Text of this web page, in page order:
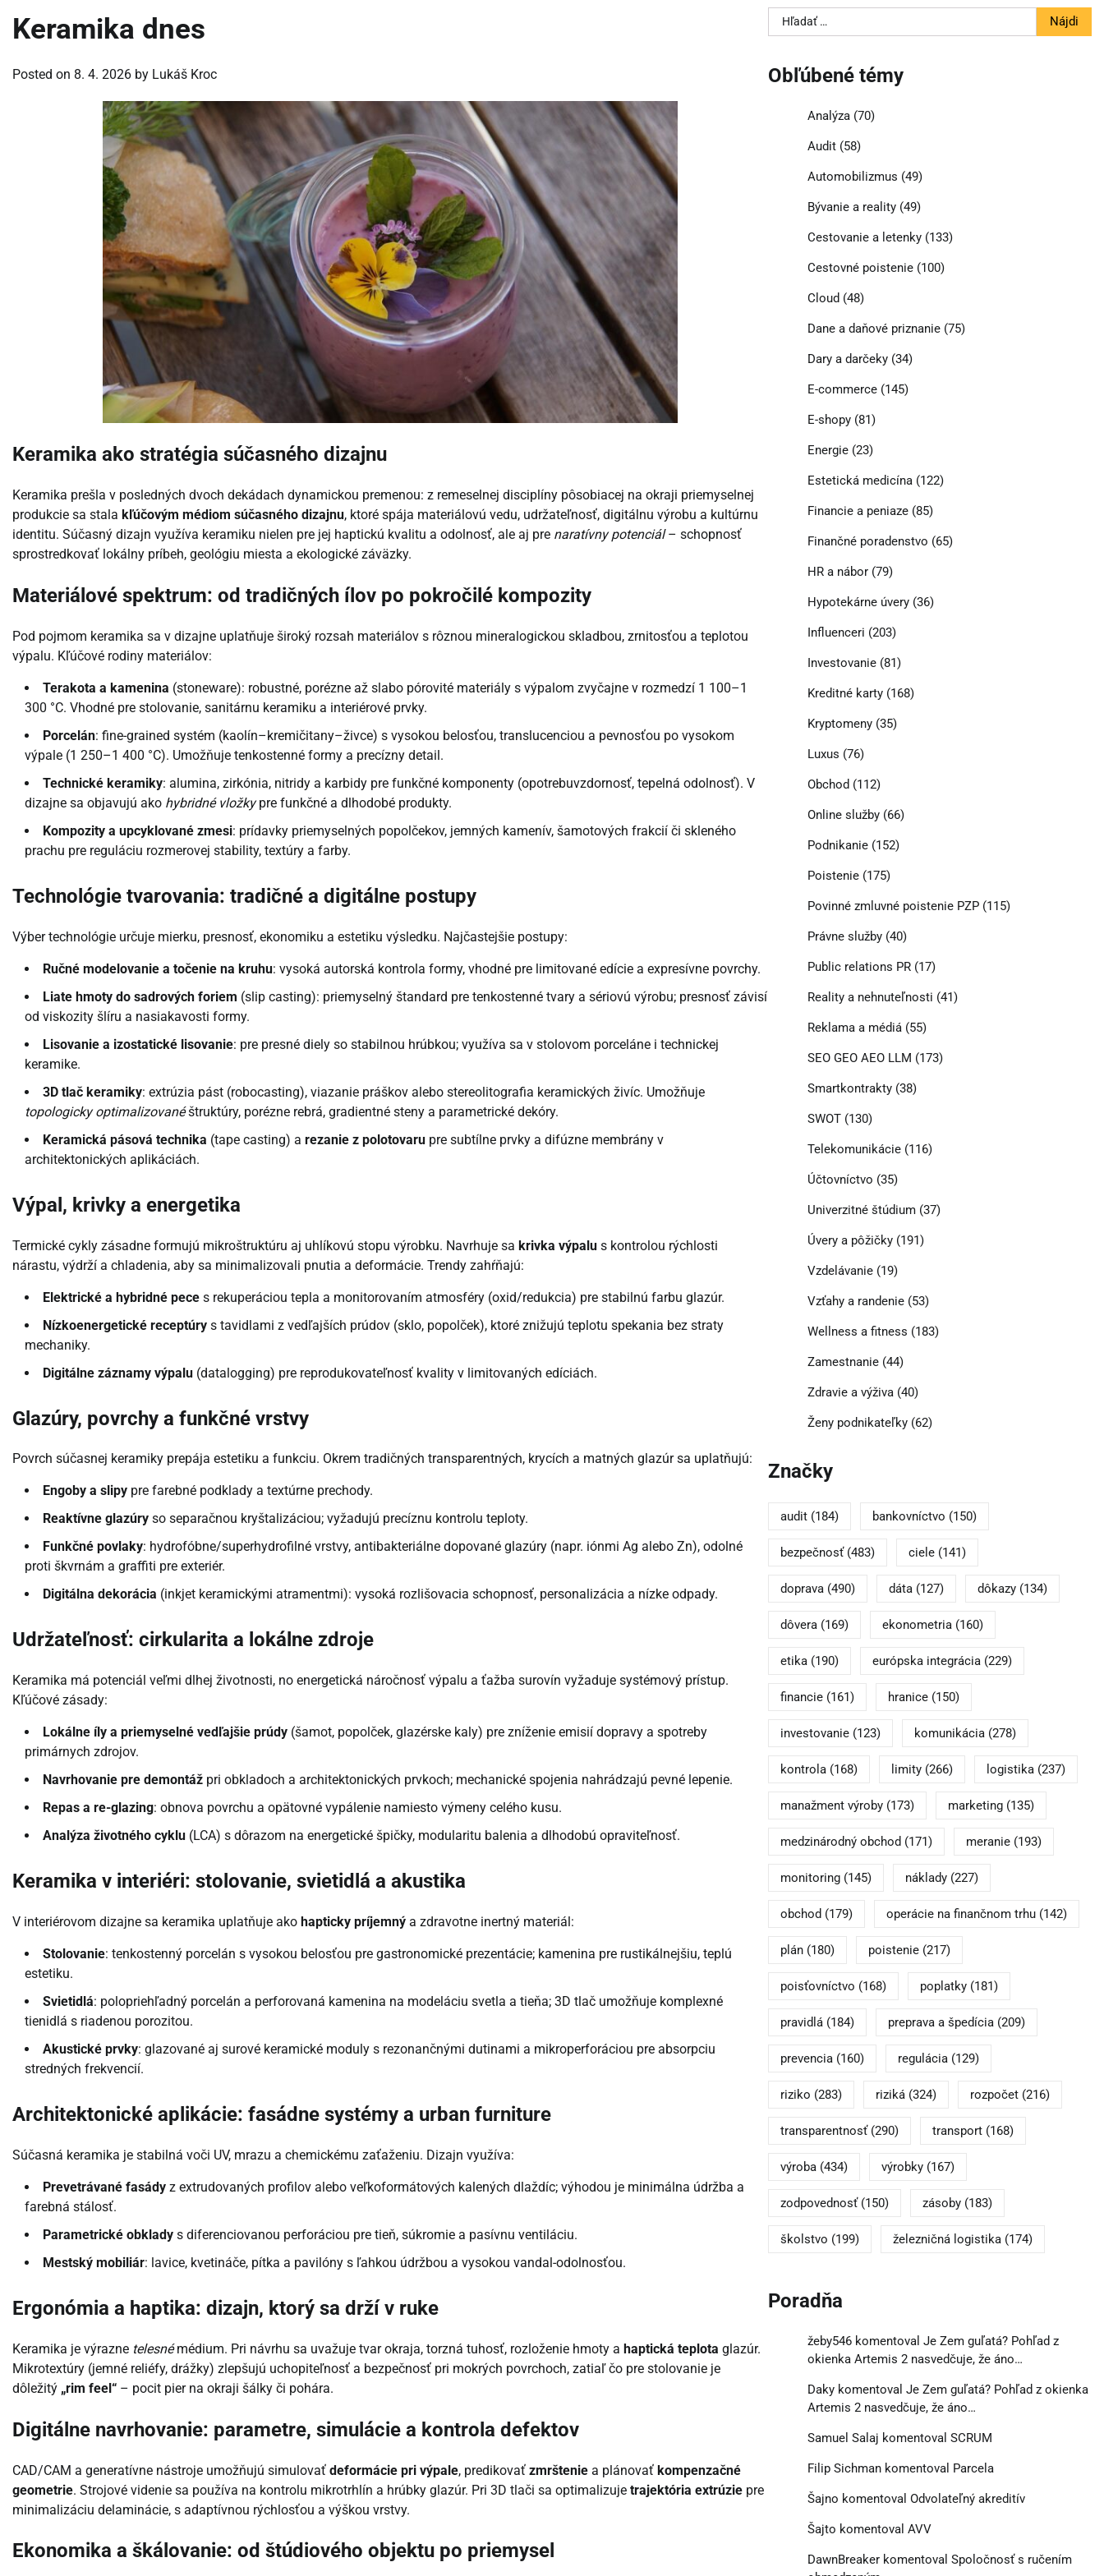
Keramika dnes
Posted on 8. 4. 2026 by Lukáš Kroc
Keramika ako stratégia súčasného dizajnu
Keramika prešla v posledných dvoch dekádach dynamickou premenou: z remeselnej disciplíny pôsobiacej na okraji priemyselnej
produkcie sa stala kľúčovým médiom súčasného dizajnu, ktoré spája materiálovú vedu, udržateľnosť, digitálnu výrobu a kultúrnu
identitu. Súčasný dizajn využíva keramiku nielen pre jej haptickú kvalitu a odolnosť, ale aj pre naratívny potenciál– schopnosť
sprostredkovať lokálny príbeh, geológiu miesta a ekologické záväzky.
Materiálové spektrum: od tradičných ílov po pokročilé kompozity
Pod pojmom keramika sa v dizajne uplatňuje široký rozsah materiálov s rôznou mineralogickou skladbou, zrnitosťou a teplotou
výpalu. Kľúčové rodiny materiálov:
Terakota a kamenina (stoneware): robustné, porézne až slabo pórovité materiály s výpalom zvyčajne v rozmedzí 1 100–1
300 °C. Vhodné pre stolovanie, sanitárnu keramiku a interiérové prvky.
Porcelán: fine-grained systém (kaolín–kremičitany–živce) s vysokou belosťou, translucenciou a pevnosťou po vysokom
výpale (1 250–1 400 °C). Umožňuje tenkostenné formy a precízny detail.
Technické keramiky: alumina, zirkónia, nitridy a karbidy pre funkčné komponenty (opotrebuvzdornosť, tepelná odolnosť). V
dizajne sa objavujú ako hybridné vložkypre funkčné a dlhodobé produkty.
Kompozity a upcyklované zmesi: prídavky priemyselných popolčekov, jemných kamenív, šamotových frakcií či skleného
prachu pre reguláciu rozmerovej stability, textúry a farby.
Technológie tvarovania: tradičné a digitálne postupy
Výber technológie určuje mierku, presnosť, ekonomiku a estetiku výsledku. Najčastejšie postupy:
Ručné modelovanie a točenie na kruhu: vysoká autorská kontrola formy, vhodné pre limitované edície a expresívne povrchy.
Liate hmoty do sadrových foriem (slip casting): priemyselný štandard pre tenkostenné tvary a sériovú výrobu; presnosť závisí
od viskozity šlíru a nasiakavosti formy.
Lisovanie a izostatické lisovanie: pre presné diely so stabilnou hrúbkou; využíva sa v stolovom porceláne i technickej
keramike.
3D tlač keramiky: extrúzia pást (robocasting), viazanie práškov alebo stereolitografia keramických živíc. Umožňuje
topologicky optimalizovanéštruktúry, porézne rebrá, gradientné steny a parametrické dekóry.
Keramická pásová technika (tape casting) a rezanie z polotovaru pre subtílne prvky a difúzne membrány v
architektonických aplikáciách.
Výpal, krivky a energetika
Termické cykly zásadne formujú mikroštruktúru aj uhlíkovú stopu výrobku. Navrhuje sa krivka výpalu s kontrolou rýchlosti
nárastu, výdrží a chladenia, aby sa minimalizovali pnutia a deformácie. Trendy zahŕňajú:
Elektrické a hybridné pece s rekuperáciou tepla a monitorovaním atmosféry (oxid/redukcia) pre stabilnú farbu glazúr.
Nízkoenergetické receptúry s tavidlami z vedľajších prúdov (sklo, popolček), ktoré znižujú teplotu spekania bez straty
mechaniky.
Digitálne záznamy výpalu (datalogging) pre reprodukovateľnosť kvality v limitovaných edíciách.
Glazúry, povrchy a funkčné vrstvy
Povrch súčasnej keramiky prepája estetiku a funkciu. Okrem tradičných transparentných, krycích a matných glazúr sa uplatňujú:
Engoby a slipy pre farebné podklady a textúrne prechody.
Reaktívne glazúry so separačnou kryštalizáciou; vyžadujú precíznu kontrolu teploty.
Funkčné povlaky: hydrofóbne/superhydrofilné vrstvy, antibakteriálne dopované glazúry (napr. iónmi Ag alebo Zn), odolné
proti škvrnám a graffiti pre exteriér.
Digitálna dekorácia (inkjet keramickými atramentmi): vysoká rozlišovacia schopnosť, personalizácia a nízke odpady.
Udržateľnosť: cirkularita a lokálne zdroje
Keramika má potenciál veľmi dlhej životnosti, no energetická náročnosť výpalu a ťažba surovín vyžaduje systémový prístup.
Kľúčové zásady:
Lokálne íly a priemyselné vedľajšie prúdy (šamot, popolček, glazérske kaly) pre zníženie emisií dopravy a spotreby
primárnych zdrojov.
Navrhovanie pre demontáž pri obkladoch a architektonických prvkoch; mechanické spojenia nahrádzajú pevné lepenie.
Repas a re-glazing: obnova povrchu a opätovné vypálenie namiesto výmeny celého kusu.
Analýza životného cyklu (LCA) s dôrazom na energetické špičky, modularitu balenia a dlhodobú opraviteľnosť.
Keramika v interiéri: stolovanie, svietidlá a akustika
V interiérovom dizajne sa keramika uplatňuje ako hapticky príjemný a zdravotne inertný materiál:
Stolovanie: tenkostenný porcelán s vysokou belosťou pre gastronomické prezentácie; kamenina pre rustikálnejšiu, teplú
estetiku.
Svietidlá: polopriehľadný porcelán a perforovaná kamenina na modeláciu svetla a tieňa; 3D tlač umožňuje komplexné
tienidlá s riadenou porozitou.
Akustické prvky: glazované aj surové keramické moduly s rezonančnými dutinami a mikroperforáciou pre absorpciu
stredných frekvencií.
Architektonické aplikácie: fasádne systémy a urban furniture
Súčasná keramika je stabilná voči UV, mrazu a chemickému zaťaženiu. Dizajn využíva:
Prevetrávané fasády z extrudovaných profilov alebo veľkoformátových kalených dlaždíc; výhodou je minimálna údržba a
farebná stálosť.
Parametrické obklady s diferenciovanou perforáciou pre tieň, súkromie a pasívnu ventiláciu.
Mestský mobiliár: lavice, kvetináče, pítka a pavilóny s ľahkou údržbou a vysokou vandal-odolnosťou.
Ergonómia a haptika: dizajn, ktorý sa drží v ruke
Keramika je výrazne telesnémédium. Pri návrhu sa uvažuje tvar okraja, torzná tuhosť, rozloženie hmoty a haptická teplota glazúr.
Mikrotextúry (jemné reliéfy, drážky) zlepšujú uchopiteľnosť a bezpečnosť pri mokrých povrchoch, zatiaľ čo pre stolovanie je
dôležitý „rim feel“ – pocit pier na okraji šálky či pohára.
Digitálne navrhovanie: parametre, simulácie a kontrola defektov
CAD/CAM a generatívne nástroje umožňujú simulovať deformácie pri výpale, predikovať zmrštenie a plánovať kompenzačné
geometrie. Strojové videnie sa používa na kontrolu mikrotrhlín a hrúbky glazúr. Pri 3D tlači sa optimalizuje trajektória extrúzie pre
minimalizáciu delaminácie, s adaptívnou rýchlosťou a výškou vrstvy.
Ekonomika a škálovanie: od štúdiového objektu po priemysel
Hľadať:
Obľúbené témy
Analýza(70)
Audit(58)
Automobilizmus (49)
Bývanie a reality(49)
Cestovanie a letenky(133)
Cestovné poistenie(100)
Cloud (48)
Dane a daňové priznanie(75)
Dary a darčeky(34)
E-commerce(145)
E-shopy(81)
Energie(23)
Estetická medicína(122)
Financie a peniaze(85)
Finančné poradenstvo (65)
HR a nábor(79)
Hypotekárne úvery(36)
Influenceri (203)
Investovanie(81)
Kreditné karty(168)
Kryptomeny(35)
Luxus (76)
Obchod (112)
Online služby(66)
Podnikanie(152)
Poistenie(175)
Povinné zmluvné poistenie PZP(115)
Právne služby(40)
Public relations PR(17)
Reality a nehnuteľnosti (41)
Reklama a médiá(55)
SEO GEO AEO LLM (173)
Smartkontrakty(38)
SWOT(130)
Telekomunikácie(116)
Účtovníctvo (35)
Univerzitné štúdium(37)
Úvery a pôžičky(191)
Vzdelávanie(19)
Vzťahy a randenie(53)
Wellness a fitness (183)
Zamestnanie(44)
Zdravie a výživa(40)
Ženy podnikateľky(62)
Značky
audit(184) bankovníctvo (150)
bezpečnosť(483) ciele(141)
doprava(490) dáta(127) dôkazy(134)
dôvera(169) ekonometria(160)
etika(190) európska integrácia(229)
financie(161) hranice(150)
investovanie(123) komunikácia(278)
kontrola(168) limity(266) logistika(237)
manažment výroby(173) marketing(135)
medzinárodný obchod (171) meranie(193)
monitoring(145) náklady(227)
obchod (179) operácie na finančnom trhu(142)
plán(180) poistenie(217)
poisťovníctvo (168) poplatky(181)
pravidlá(184) preprava a špedícia(209)
prevencia(160) regulácia(129)
riziko (283) riziká(324) rozpočet(216)
transparentnosť(290) transport(168)
výroba(434) výrobky(167)
zodpovednosť(150) zásoby(183)
školstvo (199) železničná logistika(174)
Poradňa
žeby546komentoval Je Zem guľatá? Pohľad z
okienka Artemis 2 nasvedčuje, že áno…
Dakykomentoval Je Zem guľatá? Pohľad z okienka
Artemis 2 nasvedčuje, že áno…
Samuel Salaj komentoval SCRUM
Filip Sichmankomentoval Parcela
Šajno komentoval Odvolateľný akreditív
Šajto komentoval AVV
DawnBreakerkomentoval Spoločnosť s ručením